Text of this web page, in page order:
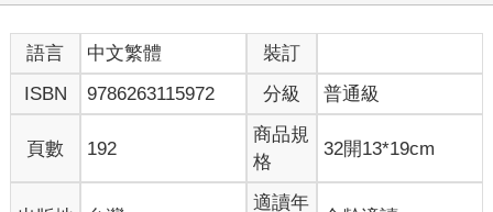
語言 中文繁體
裝訂
ISBN
9786263115972 分級 普通級
頁數 192
商品規
格
32開13*19cm
適讀年